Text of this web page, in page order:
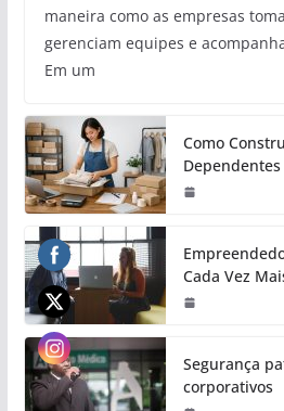
maneira como as empresas
gerenciam equipes e
Em um
Como
Cada Vez
Segurança
corporativos